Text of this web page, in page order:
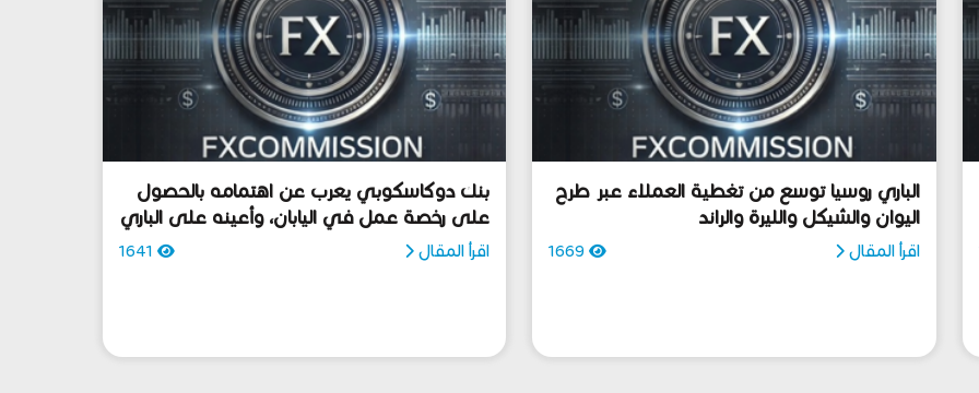
الباري روسيا توسع من تغطية العملاء عبر طرح
اليوان والشيكل والليرة والراند
اقرأ المقال 1669
بنك دوكاسكوبي يعرب عن اهتمامه بالحصول
على رخصة عمل في اليابان، وأعينه على الباري
اليابان
اقرأ المقال 1641